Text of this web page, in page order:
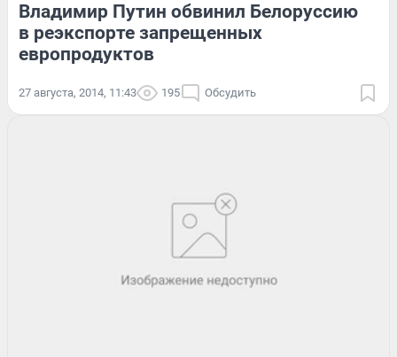
Владимир Путин обвинил Белоруссию
в реэкспорте запрещенных
европродуктов
27 августа, 2014, 11:43 195 Обсудить